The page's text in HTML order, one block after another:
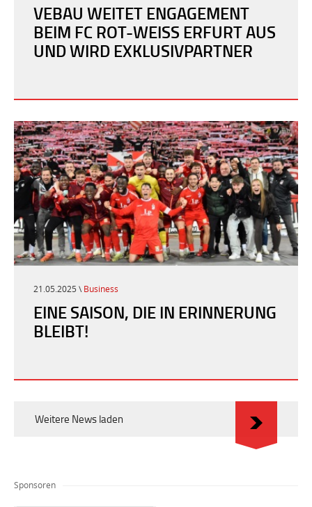
VEBAU WEITET ENGAGEMENT
BEIM FC ROT-WEISS ERFURT AUS U
ND WIRD EXKLUSIVPARTNER
21.05.2025 \ Business
EINE SAISON, DIE IN ERINNERUNG
BLEIBT!
Weitere News laden
Sponsoren